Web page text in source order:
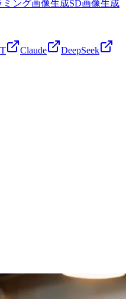
ミング画像生成SD画像生成
Claude
DeepSeek